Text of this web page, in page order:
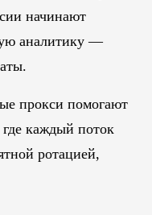
начинают
аналитику —
прокси помогают
каждый поток
ротацией,